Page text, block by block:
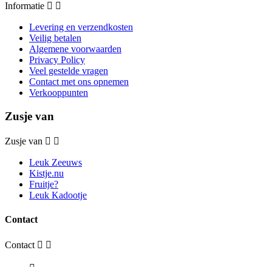
Informatie  
Levering en verzendkosten
Veilig betalen
Algemene voorwaarden
Privacy Policy
Veel gestelde vragen
Contact met ons opnemen
Verkooppunten
Zusje van
Zusje van  
Leuk Zeeuws
Kistje.nu
Fruitje?
Leuk Kadootje
Contact
Contact  